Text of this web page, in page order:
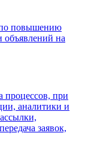
повышению
объявлений на
процессов, при
аналитики и
заявок,